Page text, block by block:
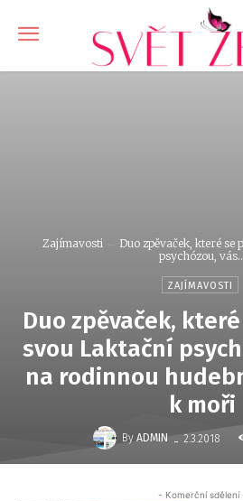
Zajímavosti
Duo zpěvaček, které
psychózou,
ZAJÍMAVOSTI
Duo zpěvaček,
svou Laktační
na rodinnou
k moři
By ADMIN - 2.3.2018
- Komerční sdělení